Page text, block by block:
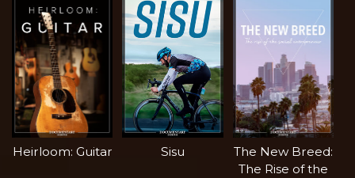
Heirloom: Guitar Sisu
The New Breed:
The Rise of the